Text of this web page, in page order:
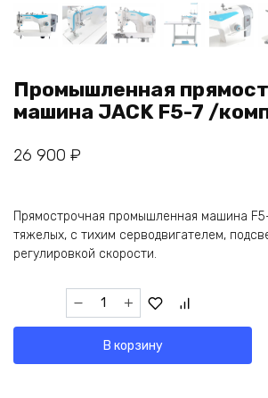
Промышленная
машина JACK F5-7 /
26 900 ₽
Прямострочная промышленная машина
тяжелых, с тихим серводвигателем,
регулировкой скорости.
Количество
товара
прямострочная
В корзину